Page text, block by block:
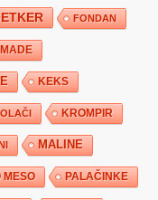
FONDAN
KEKS
KROMPIR
MALINE
MESO PALAČINKE